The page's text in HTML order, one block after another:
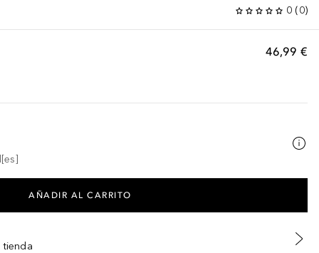
0 (0)
46,99 €
AÑADIR AL CARRITO
tienda